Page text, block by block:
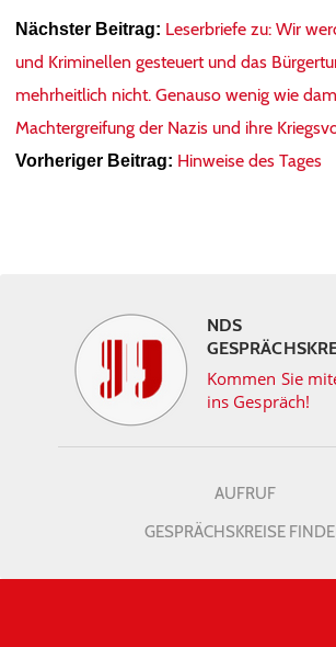
Nächster Beitrag: Leserbriefe zu: Wir
und Kriminellen gesteuert und das
mehrheitlich nicht. Genauso wenig wie
Machtergreifung der Nazis und ihre
Vorheriger Beitrag: Hinweise des Tages
NDS
Kommen Sie
ins Gespräch!
AUFRUF
GESPRÄCHSKREISE